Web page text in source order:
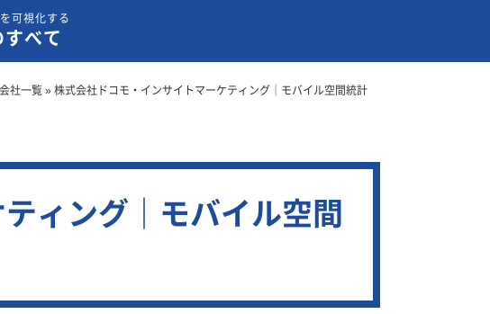
可視化する
べて
社一覧»株式会社ドコモ・インサイトマーケティング｜モバイル空間統計
ィング｜モバイル空間